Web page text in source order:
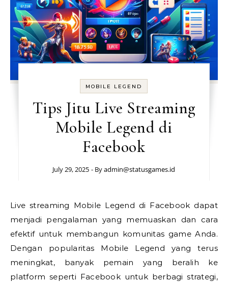
MOBILE LEGEND
Tips Jitu Live Streaming
Mobile Legend di
Facebook
July 29, 2025 - Byadmin@statusgames.id
Live streaming Mobile Legend di Facebook dapat
menjadi pengalaman yang memuaskan dan cara
efektif untuk membangun komunitas game Anda.
Dengan popularitas Mobile Legend yang terus
meningkat, banyak pemain yang beralih ke
platform seperti Facebook untuk berbagi strategi,